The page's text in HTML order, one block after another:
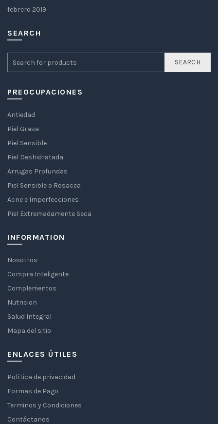
febrero 2019
SEARCH
SEARCH
PREOCUPACIONES
Antiedad
Piel Grasa
Piel Sensible
Piel Deshidratada
Arrugas Profundas
Piel Sensible o Rosacea
Acne e Imperfecciones
Piel Extremadamente Seca
INFORMATION
Nosotros
Compra Inteligente
Complementos
Nutricion
Salud Integral
Mapa del sitio
ENLACES ÚTILES
Política de privacidad
Formas de Pago
Terminos y Condiciones
Contáctanos